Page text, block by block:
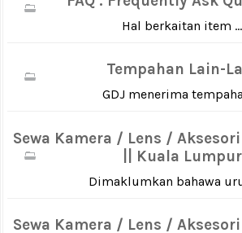
Hal berkaitan item ...
Tempahan Lain-
GDJ menerima
Sewa Kamera / Lens /
|| Kuala Lumpur
Dimaklumkan bahawa
Sewa Kamera / Lens /